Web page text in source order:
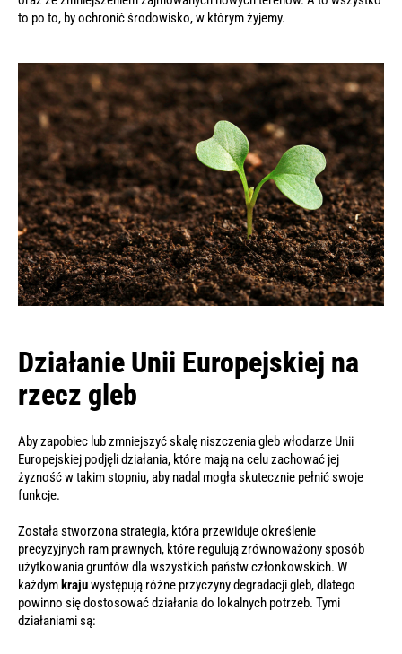
to po to, by ochronić środowisko, w którym żyjemy.
Działanie Unii Europejskiej na
rzecz gleb
Aby zapobiec lub zmniejszyć skalę niszczenia gleb włodarze Unii
Europejskiej podjęli działania, które mają na celu zachować jej
żyzność w takim stopniu, aby nadal mogła skutecznie pełnić swoje
funkcje.
Została stworzona strategia, która przewiduje określenie
precyzyjnych ram prawnych, które regulują zrównoważony sposób
użytkowania gruntów dla wszystkich państw członkowskich. W
każdym krajuwystępują różne przyczyny degradacji gleb, dlatego
powinno się dostosować działania do lokalnych potrzeb. Tymi
działaniami są: